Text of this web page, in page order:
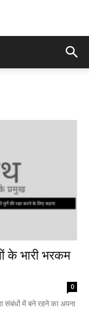
के भारी भरकम
0
संबंधों में बने रहने का अपना